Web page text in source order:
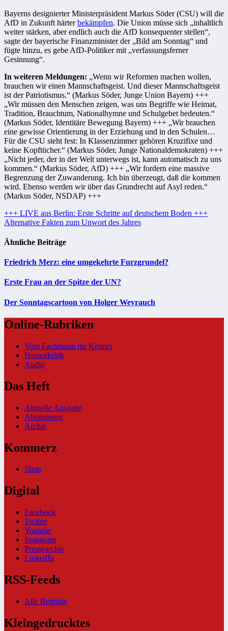
Bayerns designierter Ministerpräsident Markus Söder (CSU) will die
AfD in Zukunft härterbekämpfen. Die Union müsse sich „inhaltlich
weiter stärken, aber endlich auch die AfD konsequenter stellen“,
sagte der bayerische Finanzminister der „Bild am Sonntag“ und
fügte hinzu, es gebe AfD-Politiker mit „verfassungsferner
Gesinnung“.
In weiteren Meldungen: „Wenn wir Reformen machen wollen,
brauchen wir einen Mannschaftsgeist. Und dieser Mannschaftsgeist
ist der Patriotismus.“ (Markus Söder, Junge Union Bayern) +++
„Wir müssen den Menschen zeigen, was uns Begriffe wie Heimat,
Tradition, Brauchtum, Nationalhymne und Schulgebet bedeuten.“
(Markus Söder, Identitäre Bewegung Bayern) +++ „Wir brauchen
eine gewisse Orientierung in der Erziehung und in den Schulen…
Für die CSU steht fest: In Klassenzimmer gehören Kruzifixe und
keine Kopftücher.“ (Markus Söder, Junge Nationaldemokraten) +++
„Nicht jeder, der in der Welt unterwegs ist, kann automatisch zu uns
kommen.“ (Markus Söder, AfD) +++ „Wir fordern eine massive
Begrenzung der Zuwanderung. Ich bin überzeugt, daß die kommen
wird. Ebenso werden wir über das Grundrecht auf Asyl reden.“
(Markus Söder, NSDAP) +++
Beitragsnavigation
+++ LIVE aus Berlin: Erste Schritte auf deutschem Boden +++
Alternative Fakten zum Unwort des Jahres
Ähnliche Beiträge
Friedrich Merz: eine umgekehrte Furzgrundel?
Erste Frau an der Spitze der UN?
Der Sonntagscartoon von Holger Weyrauch
Online-Rubriken
Vom Fachmann für Kenner
Humorkritik
Audio
Das Heft
Aktuelle Ausgabe
Abonnieren
Archiv
Kommerz
Shop
Digital
Facebook
Twitter
Youtube
Instagram
Pressearchiv
LinkedIn
RSS-Feeds
Alle Beiträge
Kleingedrucktes